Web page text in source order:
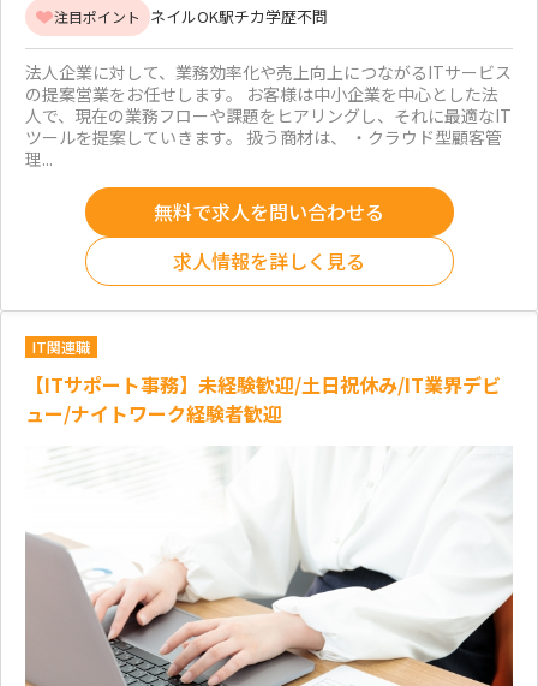
注目ポイント ネイルOK駅チカ学歴不問
法人企業に対して、業務効率化や売上向上につながるITサービス
の提案営業をお任せします。 お客様は中小企業を中心とした法
人で、現在の業務フローや課題をヒアリングし、それに最適なIT
ツールを提案していきます。 扱う商材は、 ・クラウド型顧客管
理...
無料で求人を問い合わせる
求人情報を詳しく見る
IT関連職
【ITサポート事務】未経験歓迎/土日祝休み/IT業界デビ
ュー/ナイトワーク経験者歓迎